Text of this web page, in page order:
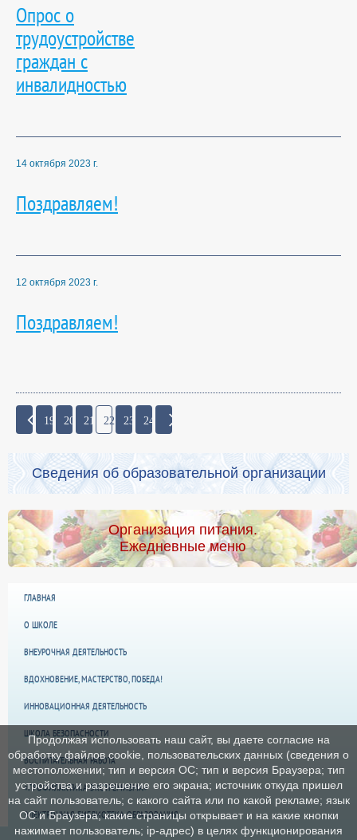
Опрос о
трудоустройстве
граждан с
инвалидностью
14 октября 2023 г.
Поздравляем!
12 октября 2023 г.
Поздравляем!
19 20 21 22 23 24
Сведения об образовательной организации
Организация питания.
Ежедневные меню
ГЛАВНАЯ
О ШКОЛЕ
ВНЕУРОЧНАЯ ДЕЯТЕЛЬНОСТЬ
ВДОХНОВЕНИЕ, МАСТЕРСТВО, ПОБЕДА!
ИННОВАЦИОННАЯ ДЕЯТЕЛЬНОСТЬ
ШКОЛА БЕЗОПАСНОСТИ
ВОСПИТАТЕЛЬНАЯ РАБОТА
«ПРОФИЛАКТИКА ЭКСТРЕМИЗМА»
ЭЛЕКТРОННАЯ БИБЛИОТЕКА ОБРАЗОВАНИЯ
Продолжая использовать наш сайт, вы даете согласие на
обработку файлов cookie, пользовательских данных (сведения о
местоположении; тип и версия ОС; тип и версия Браузера; тип
устройства и разрешение его экрана; источник откуда пришел
на сайт пользователь; с какого сайта или по какой рекламе; язык
ОС и Браузера; какие страницы открывает и на какие кнопки
нажимает пользователь; ip-адрес) в целях функционирования